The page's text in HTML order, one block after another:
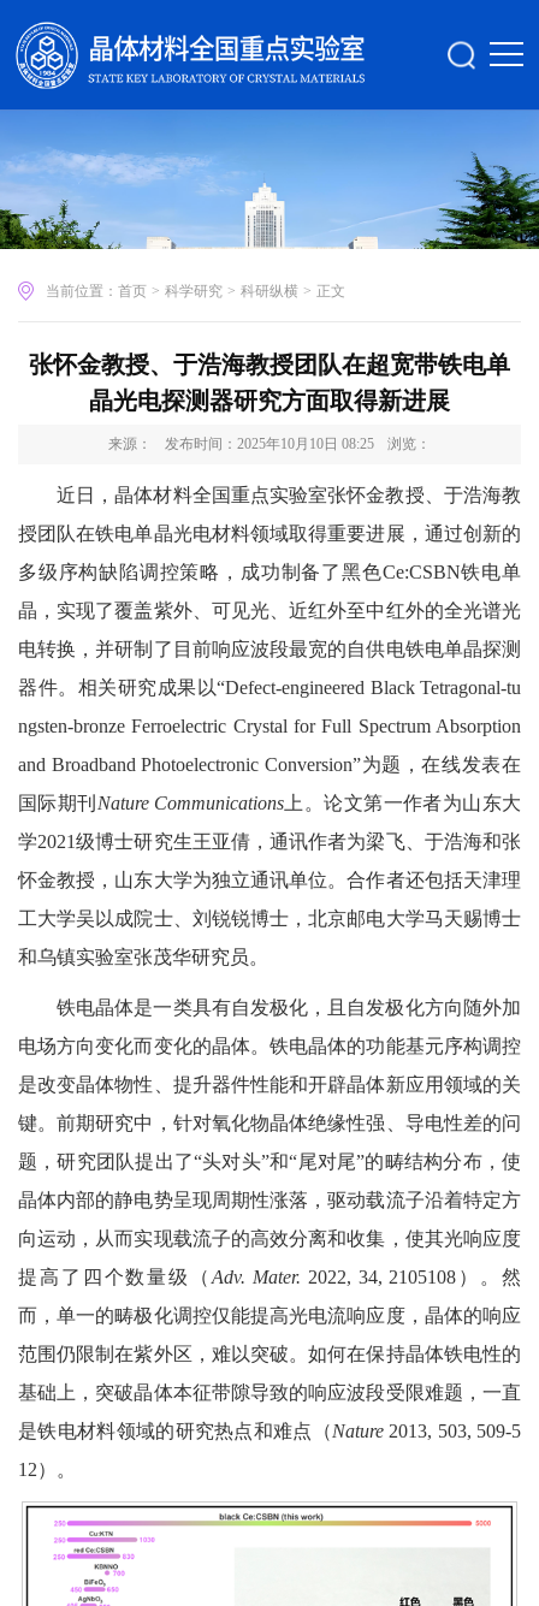
当前位置： 首页 > 科学研究 > 科研纵横 > 正文
张怀金教授、于浩海教授团队在超宽带铁电单
晶光电探测器研究方面取得新进展
来源： 发布时间：2025年10月10日 08:25 浏览：
近日，晶体材料全国重点实验室张怀金教授、于浩海教
授团队在铁电单晶光电材料领域取得重要进展，通过创新的
多级序构缺陷调控策略，成功制备了黑色Ce:CSBN铁电单
晶，实现了覆盖紫外、可见光、近红外至中红外的全光谱光
电转换，并研制了目前响应波段最宽的自供电铁电单晶探测
器件。相关研究成果以“Defect-engineered Black Tetragonal-tu
ngsten-bronze Ferroelectric Crystal for Full Spectrum Absorption
and Broadband Photoelectronic Conversion”为题，在线发表在
国际期刊 Nature Communications 上。论文第一作者为山东大
学2021级博士研究生王亚倩，通讯作者为梁飞、于浩海和张
怀金教授，山东大学为独立通讯单位。合作者还包括天津理
工大学吴以成院士、刘锐锐博士，北京邮电大学马天赐博士
和乌镇实验室张茂华研究员。
铁电晶体是一类具有自发极化，且自发极化方向随外加
电场方向变化而变化的晶体。铁电晶体的功能基元序构调控
是改变晶体物性、提升器件性能和开辟晶体新应用领域的关
键。前期研究中，针对氧化物晶体绝缘性强、导电性差的问
题，研究团队提出了“头对头”和“尾对尾”的畴结构分布，使
晶体内部的静电势呈现周期性涨落，驱动载流子沿着特定方
向运动，从而实现载流子的高效分离和收集，使其光响应度
提高了四个数量级（ Adv. Mater. 2022, 34, 2105108）。然
而，单一的畴极化调控仅能提高光电流响应度，晶体的响应
范围仍限制在紫外区，难以突破。如何在保持晶体铁电性的
基础上，突破晶体本征带隙导致的响应波段受限难题，一直
是铁电材料领域的研究热点和难点（Nature 2013, 503, 509-5
12）。